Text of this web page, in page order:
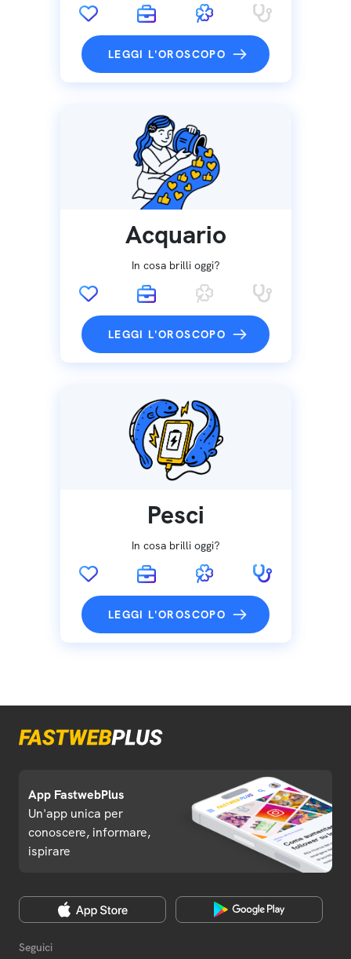
LEGGI L'OROSCOPO
Acquario
In cosa brilli oggi?
LEGGI L'OROSCOPO
Pesci
In cosa brilli oggi?
LEGGI L'OROSCOPO
App FastwebPlus
Un'app unica per
conoscere, informare,
ispirare
Seguici